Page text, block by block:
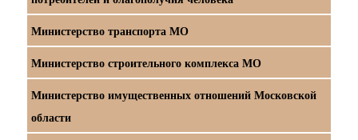
Министерство транспорта МО
Министерство строительного комплекса МО
Министерство имущественных отношений Московской
области